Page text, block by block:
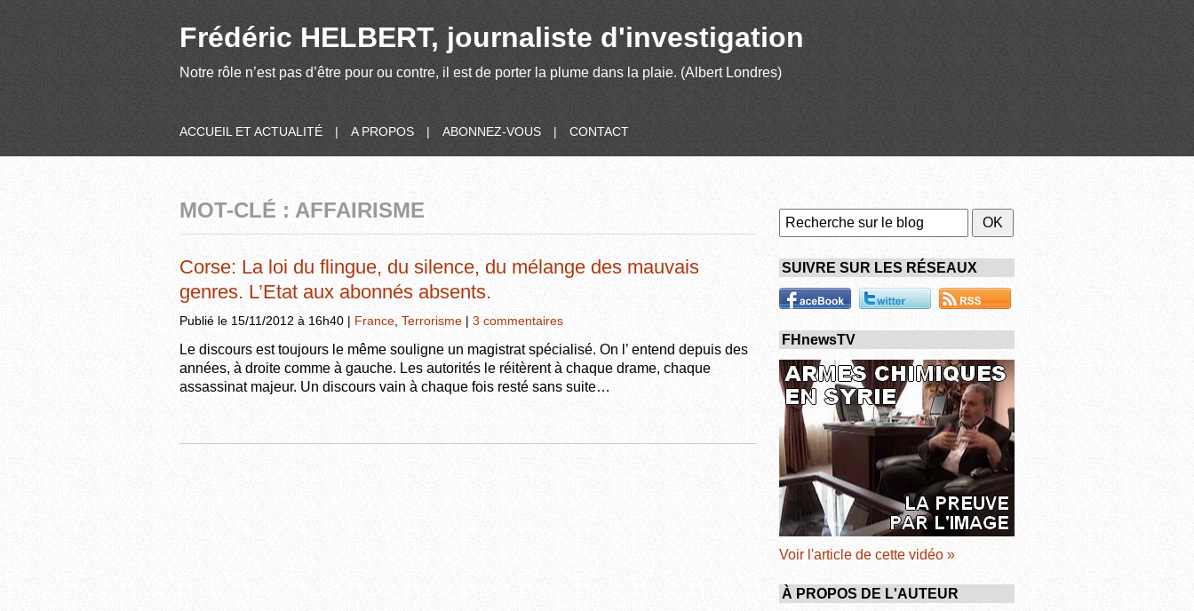
Frédéric HELBERT, journaliste d'investigation
Notre rôle n’est pas d’être pour ou contre, il est de porter la plume dans la plaie. (Albert Londres)
ACCUEIL ET ACTUALITÉ | A PROPOS | ABONNEZ-VOUS | CONTACT
MOT-CLÉ : AFFAIRISME
Corse: La loi du flingue, du silence, du mélange des mauvais
genres. L’Etat aux abonnés absents.
Publié le 15/11/2012 à 16h40 | France Terrorisme | 3 commentaires
Le discours est toujours le même souligne un magistrat spécialisé. On l’ entend depuis des
années, à droite comme à gauche. Les autorités le réitèrent à chaque drame, chaque
assassinat majeur. Un discours vain à chaque fois resté sans suite…
SUIVRE SUR LES RÉSEAUX
FHnewsTV
Voir l'article de cette vidéo »
À PROPOS DE L'AUTEUR